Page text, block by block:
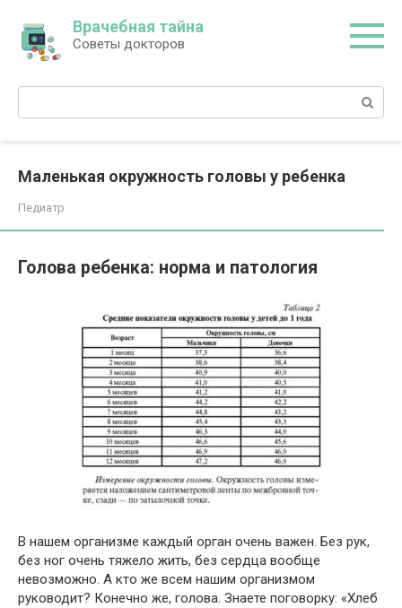
контенту
Врачебная тайна
Советы докторов
Поиск:
Маленькая окружность головы у ребенка
Педиатр
Голова ребенка: норма и патология
В нашем организме каждый орган очень важен. Без рук,
без ног очень тяжело жить, без сердца вообще
невозможно. А кто же всем нашим организмом
руководит? Конечно же, голова. Знаете поговорку: «Хлеб